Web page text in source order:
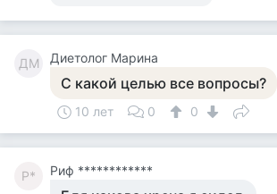
ДМ Диетолог Марина
С какой целью все вопросы?
10 лет 0 0
Р* Риф ************